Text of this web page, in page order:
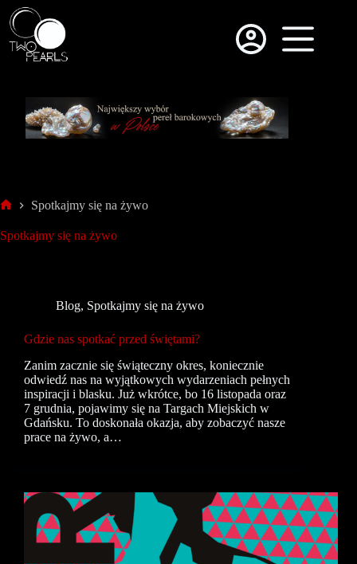
Spotkajmy się na żywo
Spotkajmy się na żywo
Blog, Spotkajmy się na żywo
Gdzie nas spotkać przed świętami?
Zanim zacznie się świąteczny okres, koniecznie
odwiedź nas na wyjątkowych wydarzeniach pełnych
inspiracji i blasku. Już wkrótce, bo 16 listopada oraz
7 grudnia, pojawimy się na Targach Miejskich w
Gdańsku. To doskonała okazja, aby zobaczyć nasze
prace na żywo, a…